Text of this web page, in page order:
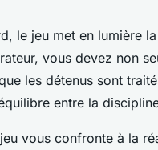
le jeu met en lumière
vous devez non
les détenus sont
entre la
vous confronte à la